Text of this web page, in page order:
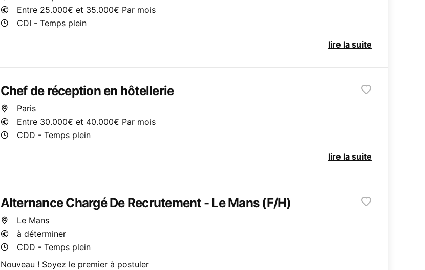
Entre 25.000€ et 35.000€ Par mois
CDI - Temps plein
lire la suite
Chef de réception en hôtellerie
Paris
Entre 30.000€ et 40.000€ Par mois
CDD - Temps plein
lire la suite
Alternance Chargé De Recrutement - Le Mans (F/H)
Le Mans
à déterminer
CDD - Temps plein
Nouveau ! Soyez le premier à postuler